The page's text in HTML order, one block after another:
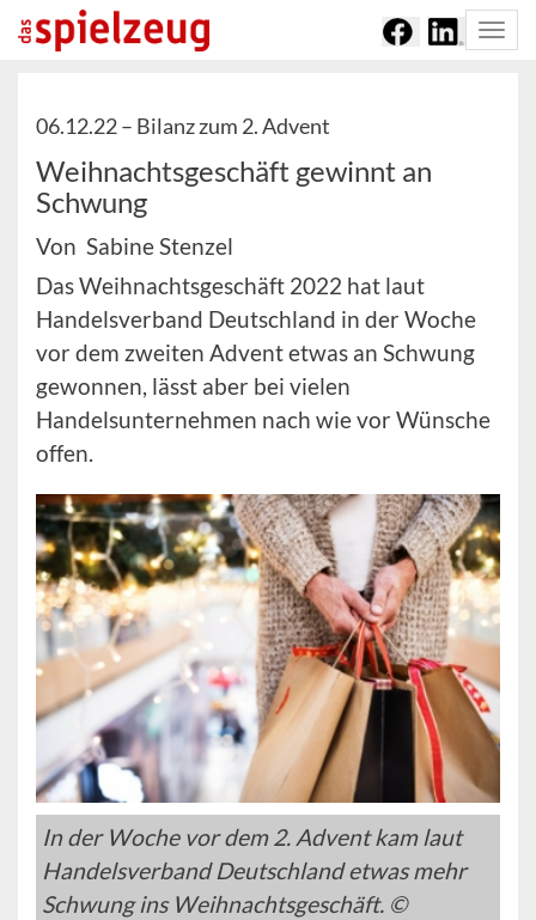
06.12.22 – Bilanz zum 2. Advent
Weihnachtsgeschäft gewinnt an
Schwung
Von Sabine Stenzel
Das Weihnachtsgeschäft 2022 hat laut
Handelsverband Deutschland in der Woche
vor dem zweiten Advent etwas an Schwung
gewonnen, lässt aber bei vielen
Handelsunternehmen nach wie vor Wünsche
offen.
In der Woche vor dem 2. Advent kam laut
Handelsverband Deutschland etwas mehr
Schwung ins Weihnachtsgeschäft. ©